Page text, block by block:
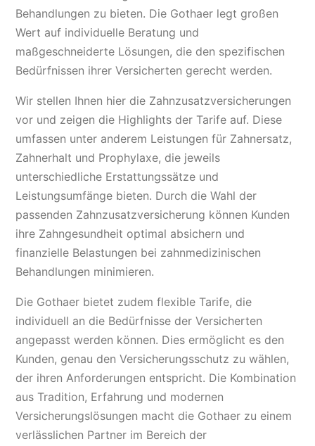
Behandlungen zu bieten. Die Gothaer legt großen
Wert auf individuelle Beratung und
maßgeschneiderte Lösungen, die den spezifischen
Bedürfnissen ihrer Versicherten gerecht werden.
Wir stellen Ihnen hier die Zahnzusatzversicherungen
vor und zeigen die Highlights der Tarife auf. Diese
umfassen unter anderem Leistungen für Zahnersatz,
Zahnerhalt und Prophylaxe, die jeweils
unterschiedliche Erstattungssätze und
Leistungsumfänge bieten. Durch die Wahl der
passenden Zahnzusatzversicherung können Kunden
ihre Zahngesundheit optimal absichern und
finanzielle Belastungen bei zahnmedizinischen
Behandlungen minimieren.
Die Gothaer bietet zudem flexible Tarife, die
individuell an die Bedürfnisse der Versicherten
angepasst werden können. Dies ermöglicht es den
Kunden, genau den Versicherungsschutz zu wählen,
der ihren Anforderungen entspricht. Die Kombination
aus Tradition, Erfahrung und modernen
Versicherungslösungen macht die Gothaer zu einem
verlässlichen Partner im Bereich der